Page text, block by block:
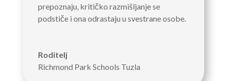
prepoznaju, kritičko razmišljanje se
podstiče i ona odrastaju u svestrane osobe.
Roditelj
Richmond Park Schools Tuzla